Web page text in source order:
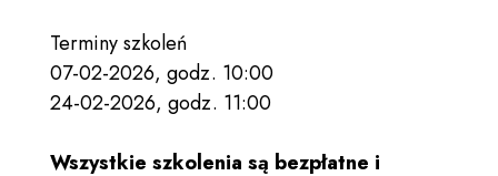
Terminy szkoleń
07-02-2026, godz. 10:00
24-02-2026, godz. 11:00
Wszystkie szkolenia są bezpłatne i